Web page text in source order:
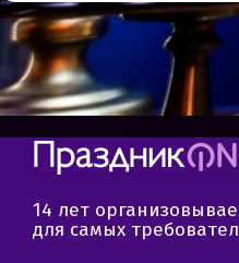
14 лет
для самых